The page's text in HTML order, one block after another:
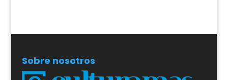
Sobre nosotros